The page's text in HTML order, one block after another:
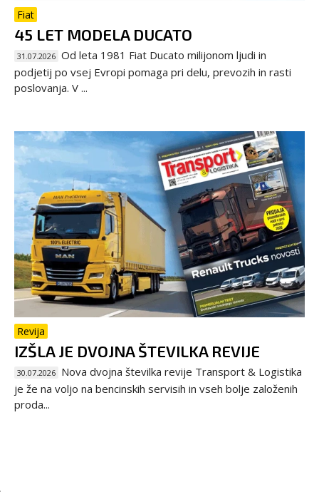
Fiat
45 LET MODELA DUCATO
31.07.2026 Od leta 1981 Fiat Ducato milijonom ljudi in
podjetij po vsej Evropi pomaga pri delu, prevozih in rasti
poslovanja. V ...
Revija
IZŠLA JE DVOJNA ŠTEVILKA REVIJE
30.07.2026 Nova dvojna številka revije Transport & Logistika
je že na voljo na bencinskih servisih in vseh bolje založenih
proda...